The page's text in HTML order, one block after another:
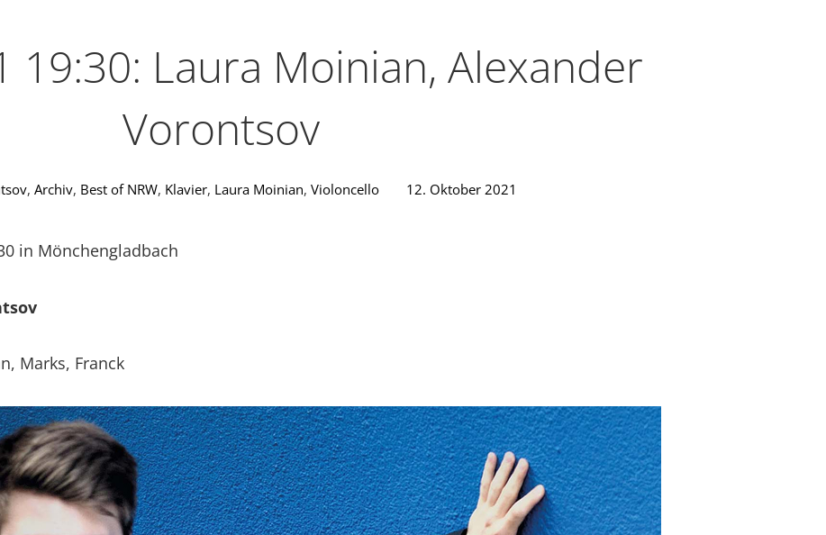
19:30: Laura Moinian, Alexander
Vorontsov
, Archiv, Best of NRW, Klavier, Laura Moinian, Violoncello 12. Oktober 2021
in Mönchengladbach
Marks, Franck